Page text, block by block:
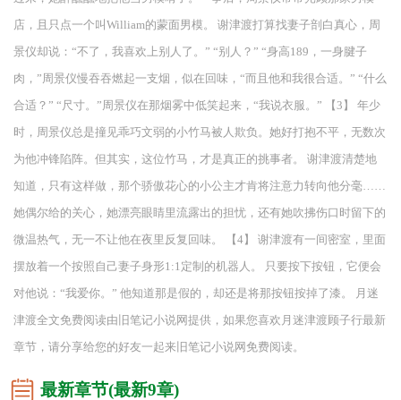
店，且只点一个叫William的蒙面男模。 谢津渡打算找妻子剖白真心，周
景仪却说：“不了，我喜欢上别人了。” “别人？” “身高189，一身腱子
肉，”周景仪慢吞吞燃起一支烟，似在回味，“而且他和我很合适。” “什么
合适？” “尺寸。”周景仪在那烟雾中低笑起来，“我说衣服。” 【3】 年少
时，周景仪总是撞见乖巧文弱的小竹马被人欺负。她好打抱不平，无数次
为他冲锋陷阵。但其实，这位竹马，才是真正的挑事者。 谢津渡清楚地
知道，只有这样做，那个骄傲花心的小公主才肯将注意力转向他分毫……
她偶尔给的关心，她漂亮眼睛里流露出的担忧，还有她吹拂伤口时留下的
微温热气，无一不让他在夜里反复回味。 【4】 谢津渡有一间密室，里面
摆放着一个按照自己妻子身形1:1定制的机器人。 只要按下按钮，它便会
对他说：“我爱你。” 他知道那是假的，却还是将那按钮按掉了漆。 月迷
津渡全文免费阅读由旧笔记小说网提供，如果您喜欢月迷津渡顾子行最新
章节，请分享给您的好友一起来旧笔记小说网免费阅读。
最新章节(最新9章)